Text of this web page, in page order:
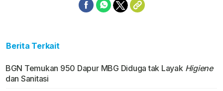
Berita Terkait
BGN Temukan 950 Dapur MBG Diduga tak Layak Higiene
dan Sanitasi